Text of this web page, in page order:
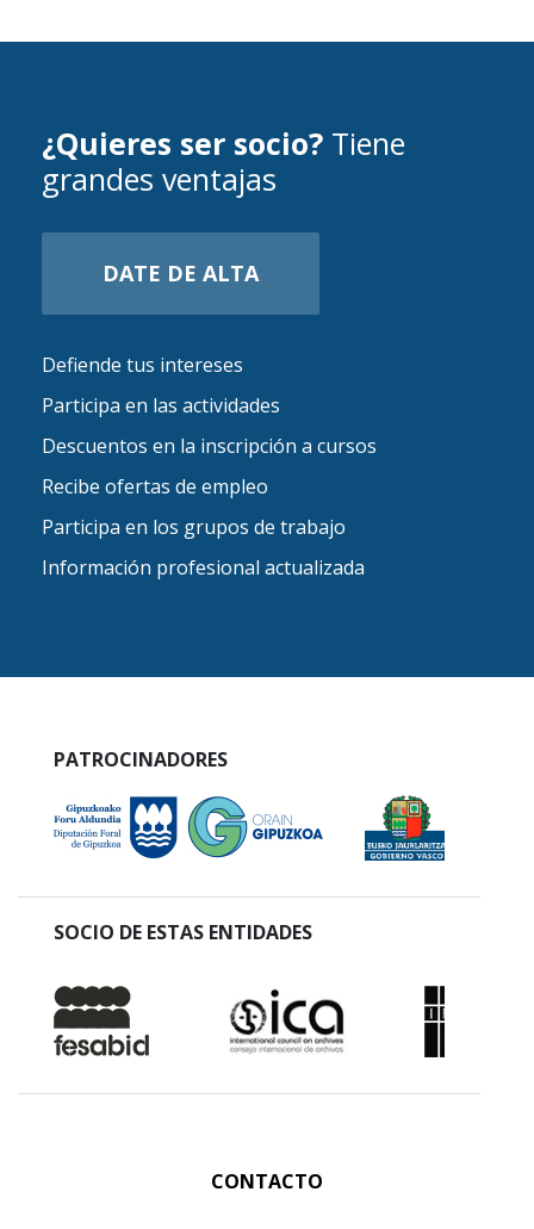
¿Quieres ser socio? Tiene
grandes ventajas
DATE DE ALTA
Defiende tus intereses
Participa en las actividades
Descuentos en la inscripción a cursos
Recibe ofertas de empleo
Participa en los grupos de trabajo
Información profesional actualizada
PATROCINADORES
SOCIO DE ESTAS ENTIDADES
CONTACTO